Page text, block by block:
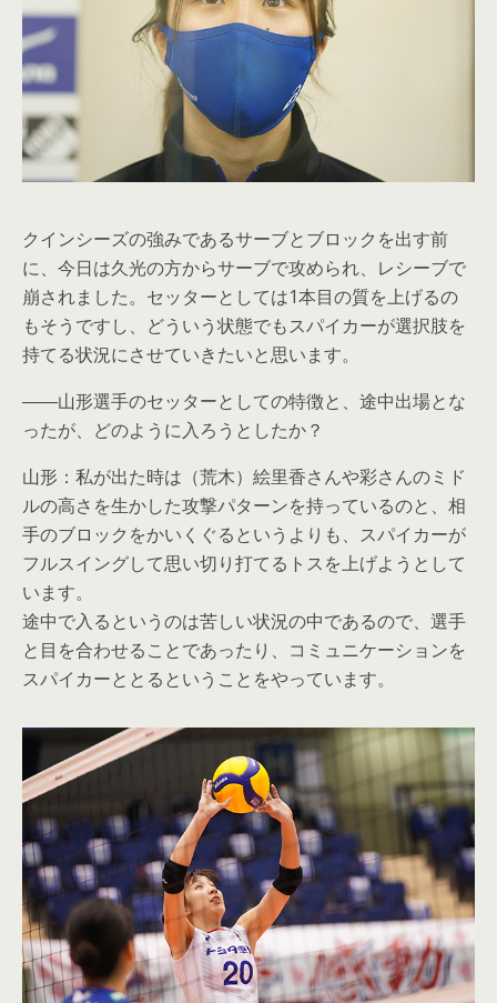
クインシーズの強みであるサーブとブロックを出す前
に、今日は久光の方からサーブで攻められ、レシーブで
崩されました。セッターとしては1本目の質を上げるの
もそうですし、どういう状態でもスパイカーが選択肢を
持てる状況にさせていきたいと思います。
――山形選手のセッターとしての特徴と、途中出場とな
ったが、どのように入ろうとしたか？
山形：私が出た時は（荒木）絵里香さんや彩さんのミド
ルの高さを生かした攻撃パターンを持っているのと、相
手のブロックをかいくぐるというよりも、スパイカーが
フルスイングして思い切り打てるトスを上げようとして
います。
途中で入るというのは苦しい状況の中であるので、選手
と目を合わせることであったり、コミュニケーションを
スパイカーととるということをやっています。